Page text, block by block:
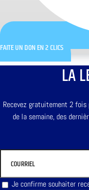
FAITE UN DON EN 2 CLICS
LA
Recevez gratuitement 2
de la semaine, des
Je confirme souhaiter